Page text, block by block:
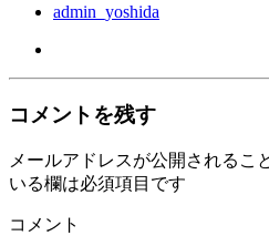
admin_yoshida
コメントを残す
メールアドレスが公開されるこ
いる欄は必須項目です
コメント